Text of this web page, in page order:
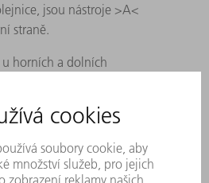
jsou nástroje >A<
straně.
horních a dolních
zapracována na obou